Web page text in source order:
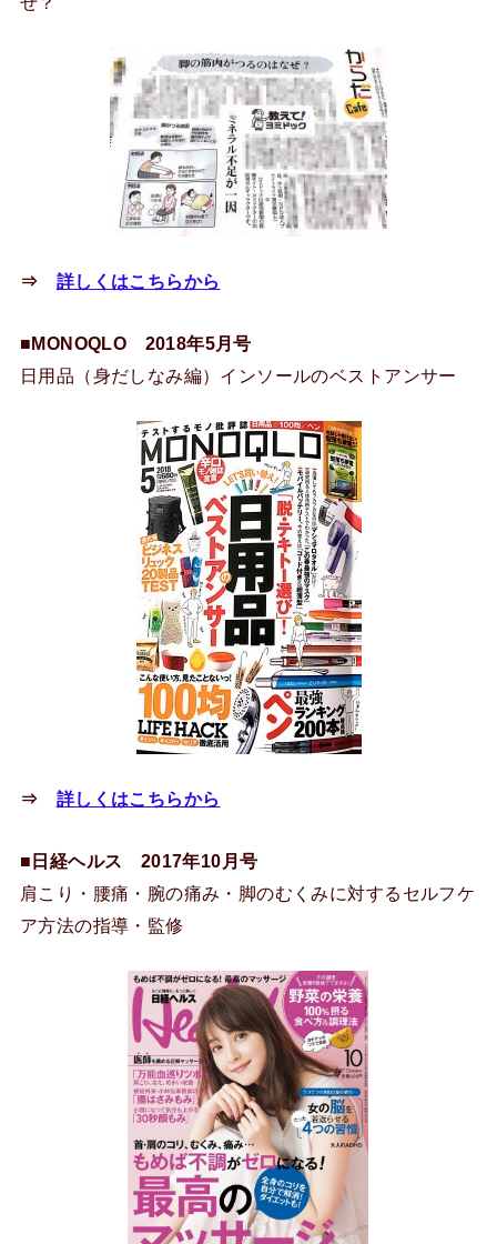
⇒ 詳しくはこちらから
■MONOQLO 2018年5月号
日用品（身だしなみ編）インソールのベストアンサー
⇒ 詳しくはこちらから
■ 日経ヘルス 2017年10月号
肩こり・腰痛・腕の痛み・脚のむくみに対するセルフケ
ア方法の指導・監修